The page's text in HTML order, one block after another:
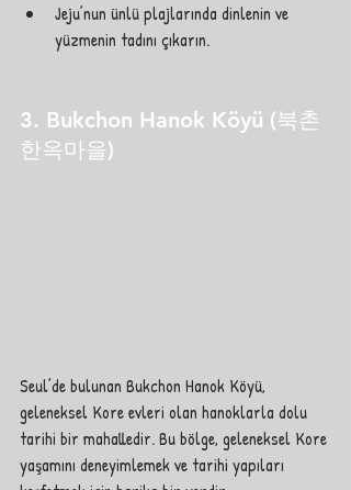
Jeju’nun ünlü plajlarında dinlenin ve
yüzmenin tadını çıkarın.
3. Bukchon Hanok Köyü (북촌
한옥마을)
Seul’de bulunan Bukchon Hanok Köyü,
geleneksel Kore evleri olan hanoklarla dolu
tarihi bir mahalledir. Bu bölge, geleneksel Kore
yaşamını deneyimlemek ve tarihi yapıları